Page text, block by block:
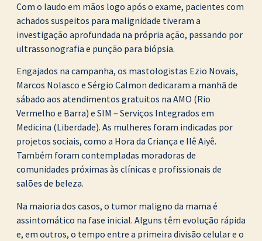
Com o laudo em mãos logo após o exame, pacientes com
achados suspeitos para malignidade tiveram a
investigação aprofundada na própria ação, passando por
ultrassonografia e punção para biópsia.
Engajados na campanha, os mastologistas Ezio Novais,
Marcos Nolasco e Sérgio Calmon dedicaram a manhã de
sábado aos atendimentos gratuitos na AMO (Rio
Vermelho e Barra) e SIM – Serviços Integrados em
Medicina (Liberdade). As mulheres foram indicadas por
projetos sociais, como a Hora da Criança e Ilê Aiyê.
Também foram contempladas moradoras de
comunidades próximas às clínicas e profissionais de
salões de beleza.
Na maioria dos casos, o tumor maligno da mama é
assintomático na fase inicial. Alguns têm evolução rápida
e, em outros, o tempo entre a primeira divisão celular e o